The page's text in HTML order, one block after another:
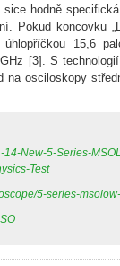
hodně
Pokud koncovku
15,6
[3]. S
na osciloskopy
14-New-5-Series-
Test
5-series-